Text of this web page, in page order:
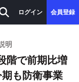
ログイン 会員登録
明
階で前期比増
も防衛事業